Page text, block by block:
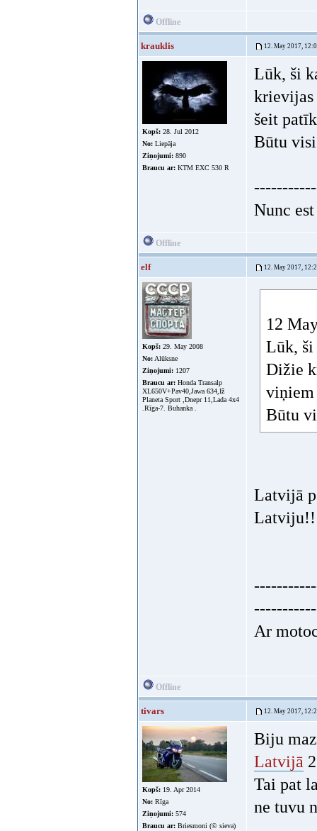
Offline
krauklis 12. May 2017,
Kopš: 28. Jul 2012
No: Liepāja
Ziņojumi: 890
Braucu ar: KTM EXC 530 R
Lūk, ši
šeit
Būtu
Nunc
Offline
elf 12. May 2017,
Kopš: 29. May 2008
No: Alūksne
Ziņojumi: 1207
Braucu ar: Honda Transalp
XL650V+Pav40,Jawa 634,Iž
Planeta Sport ,Dnepr 11,Lada 4x4
.Rīga-7. Buhanka .
12
Lūk, ši
Dižie
viņiem
Būtu
Latvijā
Ar
Offline
tivars 12. May 2017,
Kopš: 19. Apr 2014
No: Rīga
Ziņojumi: 574
Braucu ar: Briesmoni (© sieva)
Biju
Latvijā
Tai pat
ne tuvu